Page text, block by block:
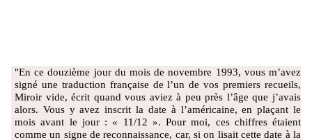
"En ce douzième jour du mois de novembre 1993, vous m’avez
signé une traduction française de l’un de vos premiers recueils,
Miroir vide, écrit quand vous aviez à peu près l’âge que j’avais
alors. Vous y avez inscrit la date à l’américaine, en plaçant le
mois avant le jour : « 11/12 ». Pour moi, ces chiffres étaient
comme un signe de reconnaissance, car, si on lisait cette date à la